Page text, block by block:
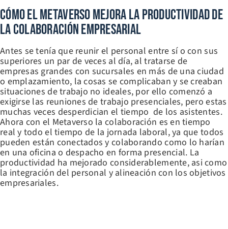
Cómo El Metaverso Mejora La Productividad De
La Colaboración Empresarial
Antes se tenía que reunir el personal entre sí o con sus
superiores un par de veces al día, al tratarse de
empresas grandes con sucursales en más de una ciudad
o emplazamiento, la cosas se complicaban y se creaban
situaciones de trabajo no ideales, por ello comenzó a
exigirse las reuniones de trabajo presenciales, pero estas
muchas veces desperdician el tiempo de los asistentes.
Ahora con el Metaverso la colaboración es en tiempo
real y todo el tiempo de la jornada laboral, ya que todos
pueden están conectados y colaborando como lo harían
en una oficina o despacho en forma presencial. La
productividad ha mejorado considerablemente, asi como
la integración del personal y alineación con los objetivos
empresariales.